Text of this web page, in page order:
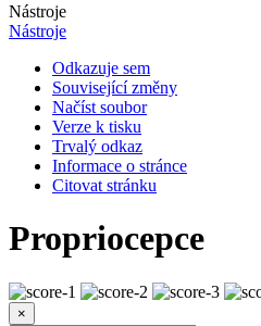
Nástroje
Nástroje
Odkazuje sem
Související změny
Načíst soubor
Verze k tisku
Trvalý odkaz
Informace o stránce
Citovat stránku
Propriocepce
×